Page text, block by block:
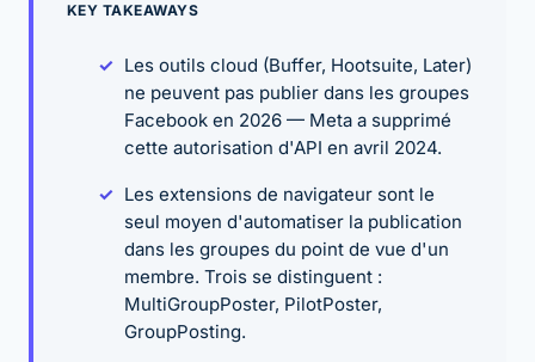
KEY TAKEAWAYS
Les outils cloud (Buffer, Hootsuite, Later)
ne peuvent pas publier dans les groupes
Facebook en 2026 — Meta a supprimé
cette autorisation d'API en avril 2024.
Les extensions de navigateur sont le
seul moyen d'automatiser la publication
dans les groupes du point de vue d'un
membre. Trois se distinguent :
MultiGroupPoster, PilotPoster,
GroupPosting.